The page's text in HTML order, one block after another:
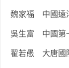
魏家福 中國遠
吳生富 中國第
翟若愚 大唐國